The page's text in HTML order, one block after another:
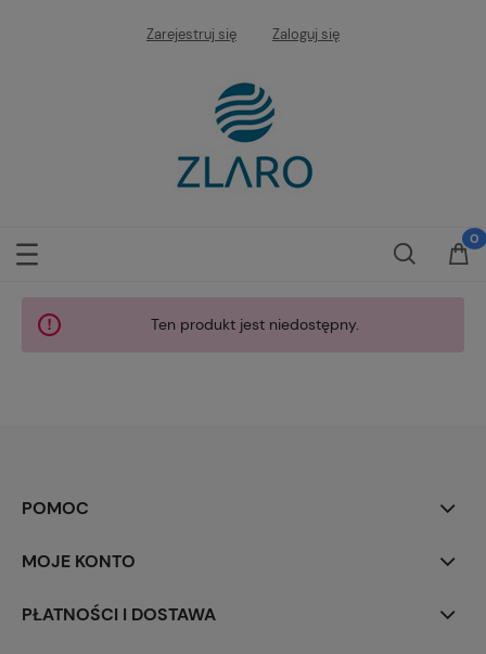
Zarejestruj się Zaloguj się
Ten produkt jest niedostępny.
POMOC
MOJE KONTO
PŁATNOŚCI I DOSTAWA